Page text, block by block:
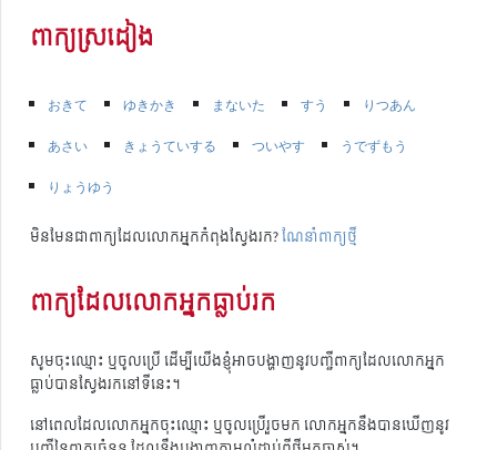
ពាក្យស្រដៀង
おきて ゆきかき まないた すう
りつあん
あさい
きょうていする ついやす
うでずもう
りょうゆう
មិនមែនជាពាក្យដែលលោកអ្នកកំពុងស្វែងរក?ណែនាំពាក្យថ្មី
ពាក្យដែលលោកអ្នកធ្លាប់រក
សូមចុះឈ្មោះ ឬចូលប្រើ ដើម្បីយើងខ្ញុំអាចបង្ហាញនូវបញ្ជីពាក្យដែលលោកអ្នក
ធ្លាប់បានស្វែងរកនៅទីនេះ។
នៅពេលដែលលោកអ្នកចុះឈ្មោះ ឬចូលប្រើរួចមក លោកអ្នកនឹងបានឃើញនូវ